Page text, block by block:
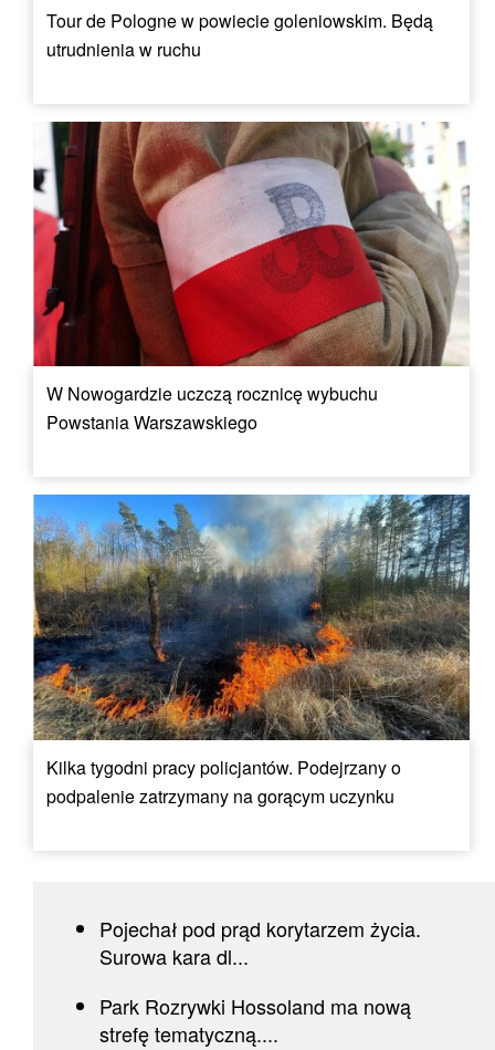
Tour de Pologne w powiecie goleniowskim. Będą
utrudnienia w ruchu
W Nowogardzie uczczą rocznicę wybuchu
Powstania Warszawskiego
Kilka tygodni pracy policjantów. Podejrzany o
podpalenie zatrzymany na gorącym uczynku
Pojechał pod prąd korytarzem życia.
Surowa kara dl...
Park Rozrywki Hossoland ma nową
strefę tematyczną....